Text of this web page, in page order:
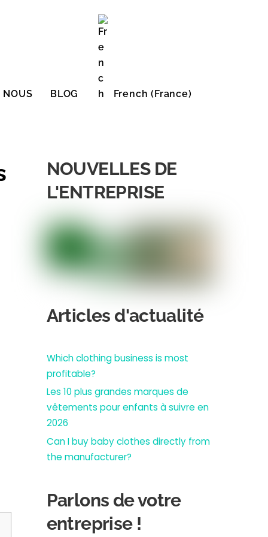
NOUS BLOG French (France)
NOUVELLES DE
L'ENTREPRISE
Articles d'actualité
Which clothing business is most
profitable?
Les 10 plus grandes marques de
vêtements pour enfants à suivre en
2026
Can I buy baby clothes directly from
the manufacturer?
Parlons de votre
entreprise !